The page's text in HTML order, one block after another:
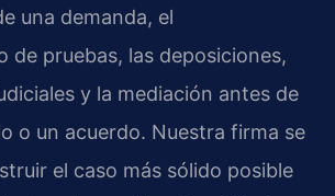
una demanda, el
de pruebas, las deposiciones,
y la mediación antes de
o un acuerdo. Nuestra firma se
el caso más sólido posible